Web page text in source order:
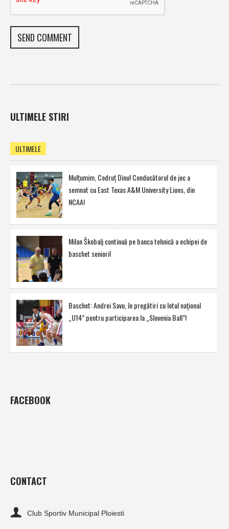
ULTIMELE STIRI
ULTIMELE
Mulţumim, Codruţ Dinu! Conducătorul de joc a
semnat cu East Texas A&M University Lions, din
NCAA!
Milan Škobalj continuă pe banca tehnică a echipei de
baschet seniori!
Baschet: Andrei Savu, în pregătiri cu lotul naţional
„U14” pentru participarea la „Slovenia Ball”!
FACEBOOK
CONTACT
Club Sportiv Municipal Ploiesti